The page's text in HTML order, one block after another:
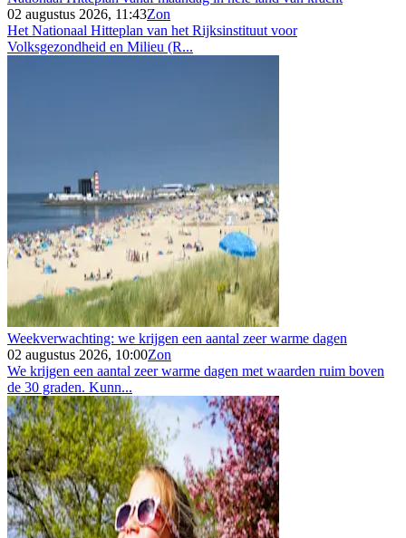
02 augustus 2026, 11:43Zon
Het Nationaal Hitteplan van het Rijksinstituut voor
Volksgezondheid en Milieu (R...
Weekverwachting: we krijgen een aantal zeer warme dagen
02 augustus 2026, 10:00Zon
We krijgen een aantal zeer warme dagen met waarden ruim boven
de 30 graden. Kunn...